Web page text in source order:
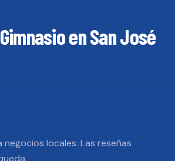
GimnasioenSan José
locales. Las reseñas